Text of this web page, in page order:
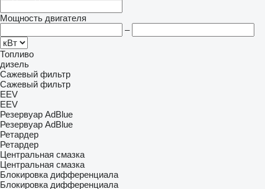
Мощность двигателя
–
Топливо
дизель
Сажевый фильтр
Сажевый фильтр
EEV
EEV
Резервуар AdBlue
Резервуар AdBlue
Ретардер
Ретардер
Центральная смазка
Центральная смазка
Блокировка дифференциала
Блокировка дифференциала